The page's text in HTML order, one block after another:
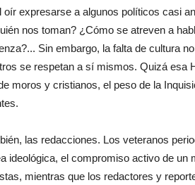
expresarse a algunos políticos casi
nos toman? ¿Cómo se atreven a
Sin embargo, la falta de cultura
se respetan a sí mismos. Quizá esa
moros y cristianos, el peso de la
las redacciones. Los veteranos
ideológica, el compromiso activo de un
mientras que los redactores y